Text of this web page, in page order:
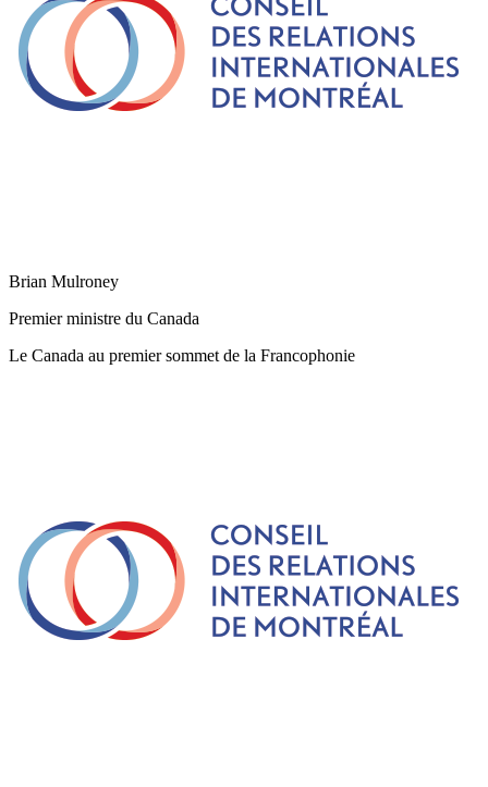
Brian Mulroney
Premier ministre du Canada
Le Canada au premier sommet de la Francophonie